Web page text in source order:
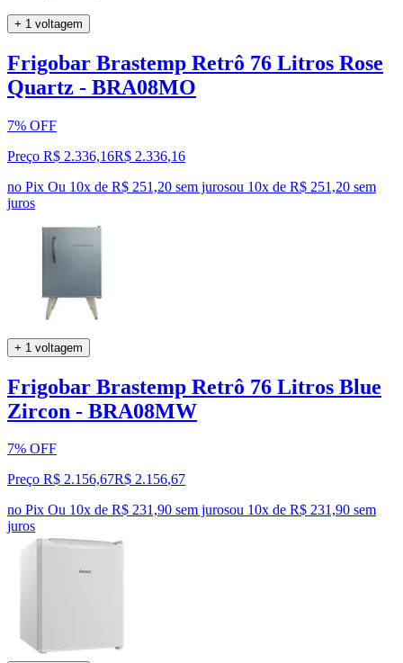
+ 1 voltagem
Frigobar Brastemp Retrô 76 Litros Rose
Quartz - BRA08MO
7% OFF
Preço R$ 2.336,16R$ 2.336,16
no Pix Ou 10x de R$ 251,20 sem jurosou 10x de R$ 251,20 sem
juros
+ 1 voltagem
Frigobar Brastemp Retrô 76 Litros Blue
Zircon - BRA08MW
7% OFF
Preço R$ 2.156,67R$ 2.156,67
no Pix Ou 10x de R$ 231,90 sem jurosou 10x de R$ 231,90 sem
juros